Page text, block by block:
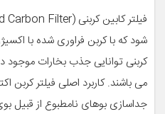
شود که با کربن فراوری شده با
می باشند. کاربرد اصلی فیلتر کربن
جداسازی بوهای نامطبوع از قبیل